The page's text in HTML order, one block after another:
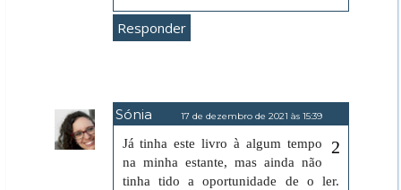
Responder
Sónia 17 de dezembro de 2021 às 15:39
Já tinha este livro à algum tempo
na minha estante, mas ainda não
tinha tido a oportunidade de o ler.